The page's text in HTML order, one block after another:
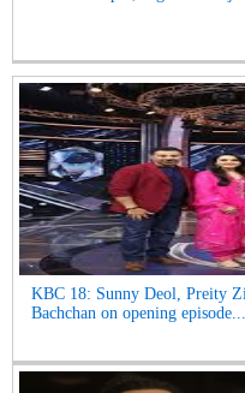
KBC 18: Sunny Deol, Preity
Bachchan on opening episode...